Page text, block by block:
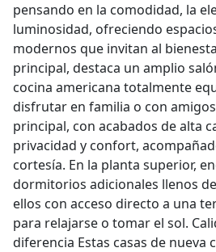
pensando en la comodidad, la
luminosidad, ofreciendo
modernos que invitan al
principal, destaca un amplio
cocina americana totalmente
disfrutar en familia o con
principal, con acabados de alta
privacidad y confort,
cortesía. En la planta superior,
dormitorios adicionales llenos
ellos con acceso directo a una
para relajarse o tomar el sol.
diferencia Estas casas de nueva